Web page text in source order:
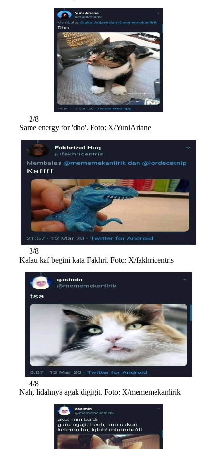
2/8
Same energy for 'dho'. Foto: X/YuniAriane
3/8
Kalau kaf begini kata Fakhri. Foto: X/fakhricentris
4/8
Nah, lidahnya agak digigit. Foto: X/mememekanlirik